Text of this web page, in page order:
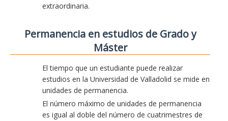
extraordinaria.
Permanencia en estudios de Grado y
Máster
El tiempo que un estudiante puede realizar
estudios en la Universidad de Valladolid se mide en
unidades de permanencia.
El número máximo de unidades de permanencia
es igual al doble del número de cuatrimestres de